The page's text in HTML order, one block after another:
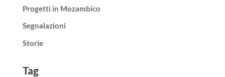
Progetti in Mozambico
Segnalazioni
Storie
Tag